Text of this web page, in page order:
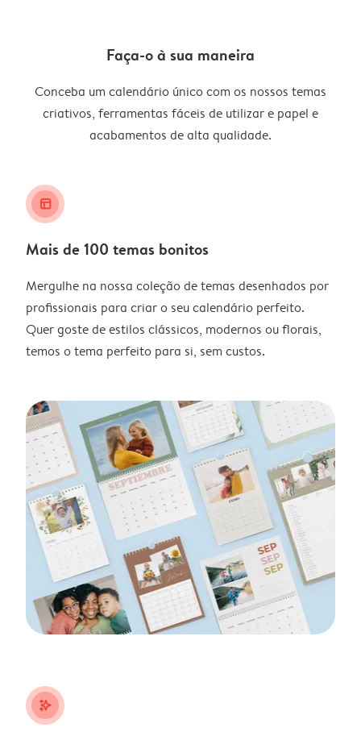
Faça-o à sua maneira
Conceba um calendário único com os nossos temas
criativos, ferramentas fáceis de utilizar e papel e
acabamentos de alta qualidade.
layout_alt
Mais de 100 temas bonitos
Mergulhe na nossa coleção de temas desenhados por
profissionais para criar o seu calendário perfeito.
Quer goste de estilos clássicos, modernos ou florais,
temos o tema perfeito para si, sem custos.
stars_plus